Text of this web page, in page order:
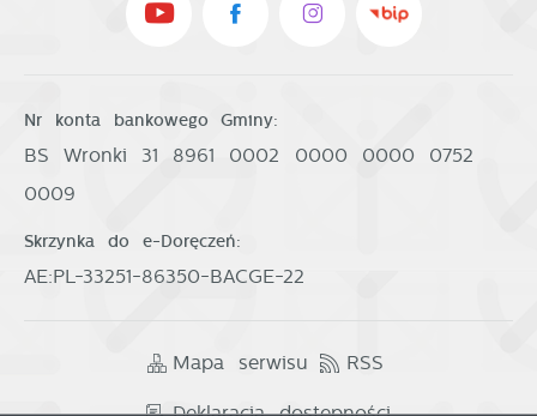
Nr konta bankowego Gminy:
BS Wronki 31 8961 0002 0000 0000 0752
0009
Skrzynka do e-Doręczeń:
AE:PL-33251-86350-BACGE-22
Mapa serwisu RSS